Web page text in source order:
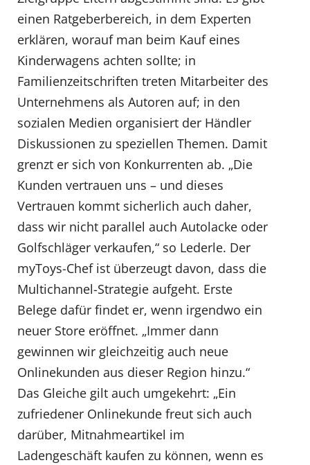
einen Ratgeberbereich, in dem Experten
erklären, worauf man beim Kauf eines
Kinderwagens achten sollte; in
Familienzeitschriften treten Mitarbeiter des
Unternehmens als Autoren auf; in den
sozialen Medien organisiert der Händler
Diskussionen zu speziellen Themen. Damit
grenzt er sich von Konkurrenten ab. „Die
Kunden vertrauen uns – und dieses
Vertrauen kommt sicherlich auch daher,
dass wir nicht parallel auch Autolacke oder
Golfschläger verkaufen,“ so Lederle. Der
myToys-Chef ist überzeugt davon, dass die
Multichannel-Strategie aufgeht. Erste
Belege dafür findet er, wenn irgendwo ein
neuer Store eröffnet. „Immer dann
gewinnen wir gleichzeitig auch neue
Onlinekunden aus dieser Region hinzu.“
Das Gleiche gilt auch umgekehrt: „Ein
zufriedener Onlinekunde freut sich auch
darüber, Mitnahmeartikel im
Ladengeschäft kaufen zu können, wenn es